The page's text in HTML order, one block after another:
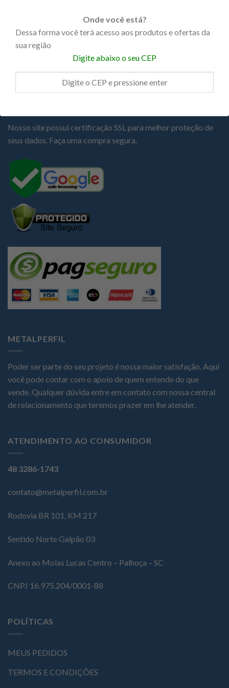
Promoções
Nosso site possui certificação SSL para melhor proteção de
seus dados. Faça uma compra segura.
METALPERFIL
Poder ser parte do seu projeto é nossa maior satisfação. Aqui
você pode contar com o apoio de quem entende do que
vende. Qualquer dúvida entre em contato com nossa central
de relacionamento que teremos prazer em lhe atender.
ATENDIMENTO AO CONSUMIDOR
48 3286-1743
contato@metalperfil.com.br
Rodovia BR 101, KM 217
Sentido Norte Galpão 03
Anexo ao Molas Lucas Centro – Palhoça – SC
CNPJ 16.975.204/0001-88
POLÍTICAS
MEUS PEDIDOS
TERMOS E CONDIÇÕES
Onde você está?
Dessa forma você terá acesso aos produtos e ofertas da
sua região
Digite abaixo o seu CEP